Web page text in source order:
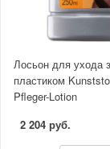
Лосьон для ухода
пластиком
Pfleger-Lotion
2 204 руб.